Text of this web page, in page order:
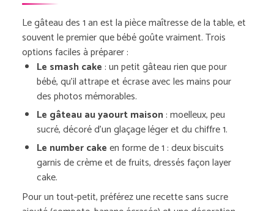
Le gâteau des 1 an est la pièce maîtresse de la table, et
souvent le premier que bébé goûte vraiment. Trois
options faciles à préparer :
Le smash cake : un petit gâteau rien que pour
bébé, qu’il attrape et écrase avec les mains pour
des photos mémorables.
Le gâteau au yaourt maison: moelleux, peu
sucré, décoré d’un glaçage léger et du chiffre 1.
Le number cakeen forme de 1 : deux biscuits
garnis de crème et de fruits, dressés façon layer
cake.
Pour un tout-petit, préférez une recette sans sucre